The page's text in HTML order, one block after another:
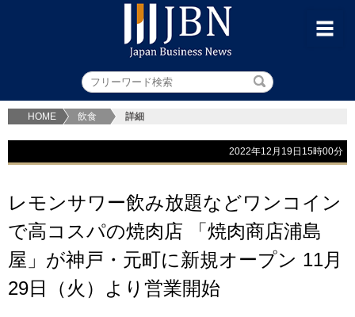
HOME 飲食 詳細
2022年12月19日15時00分
レモンサワー飲み放題などワンコイン
で高コスパの焼肉店 「焼肉商店浦島
屋」が神戸・元町に新規オープン 11月
29日（火）より営業開始